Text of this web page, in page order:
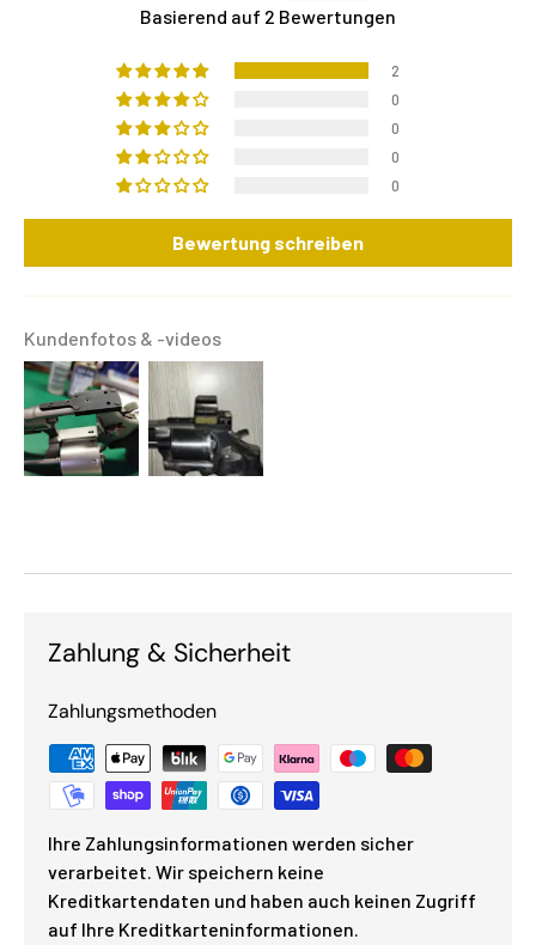
Basierend auf 2 Bewertungen
2
0
0
0
0
Bewertung schreiben
Kundenfotos & -videos
Zahlung & Sicherheit
Zahlungsmethoden
Ihre Zahlungsinformationen werden sicher
verarbeitet. Wir speichern keine
Kreditkartendaten und haben auch keinen Zugriff
auf Ihre Kreditkarteninformationen.